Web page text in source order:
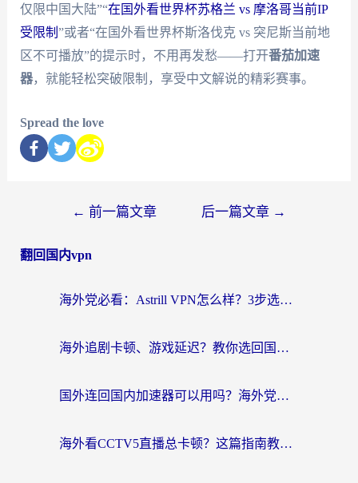
仅限中国大陆”“在国外看世界杯苏格兰 vs 摩洛哥当前IP
受限制 ”或者“在国外看世界杯斯洛伐克 vs 突尼斯当前地
区不可播放”的提示时，不用再发愁——打开番茄加速
器，就能轻松突破限制，享受中文解说的精彩赛事。
Spread the love
← 前一篇文章 后一篇文章 →
翻回国内vpn
海外党必看：Astrill VPN怎么样？3步选对回国加速器实现无缝刷剧玩游戏
海外追剧卡顿、游戏延迟？教你选回国加速器，附免费加速器试用一小时福利
国外连回国内加速器可以用吗？海外党亲测实用指南，解决追剧游戏卡顿难题
海外看CCTV5直播总卡顿？这篇指南教你选对回国加速器，无缝刷国内资源